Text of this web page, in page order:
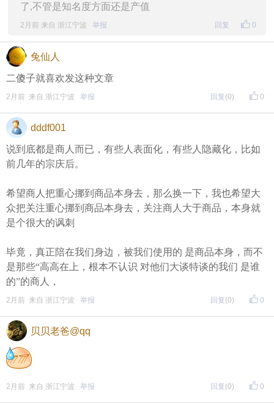
了,不管是知名度方面还是产值
0
2月前 来自 浙江宁波 举报 回复
兔仙人
二傻子就喜欢发这种文章
0
2月前 来自 浙江宁波 举报 回复 (0)
dddf001
说到底都是商人而已，有些人表面化，有些人隐藏化，比如
前几年的宗庆后。
希望商人把重心挪到商品本身去，那么换一下，我也希望大
众把关注重心挪到商品本身去，关注商人大于商品，本身就
是个很大的讽刺
毕竟，真正陪在我们身边，被我们使用的 是商品本身，而不
是那些“高高在上，根本不认识 对他们大谈特谈的我们 是谁
的”的商人，
0
2月前 来自 浙江宁波 举报 回复 (0)
贝贝老爸@qq
0
2月前 来自 浙江宁波 举报 回复 (0)